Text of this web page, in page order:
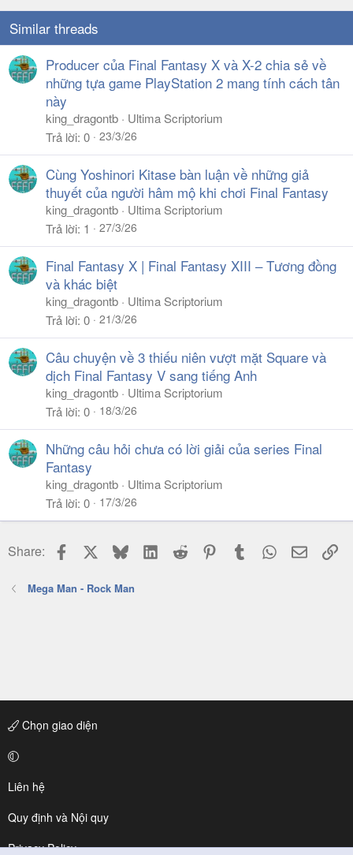
Similar threads
Producer của Final Fantasy X và X-2 chia sẻ về
những tựa game PlayStation 2 mang tính cách tân
này
king_dragontb
Ultima Scriptorium
Trả lời 0 23/3/26
Cùng Yoshinori Kitase bàn luận về những giả
thuyết của người hâm mộ khi chơi Final Fantasy
king_dragontb
Ultima Scriptorium
Trả lời 1 27/3/26
Final Fantasy X | Final Fantasy XIII – Tương đồng
và khác biệt
king_dragontb
Ultima Scriptorium
Trả lời 0 21/3/26
Câu chuyện về 3 thiếu niên vượt mặt Square và
dịch Final Fantasy V sang tiếng Anh
king_dragontb
Ultima Scriptorium
Trả lời 0 18/3/26
Những câu hỏi chưa có lời giải của series Final
Fantasy
king_dragontb
Ultima Scriptorium
Trả lời 0 17/3/26
Share: Facebook BlueskyLinkedIn
Reddit PinterestTumblr WhatsApp
Email
Mega Man - Rock Man
Chọn giao diện
Liên hệ
Quy định và Nội quy
Privacy Policy